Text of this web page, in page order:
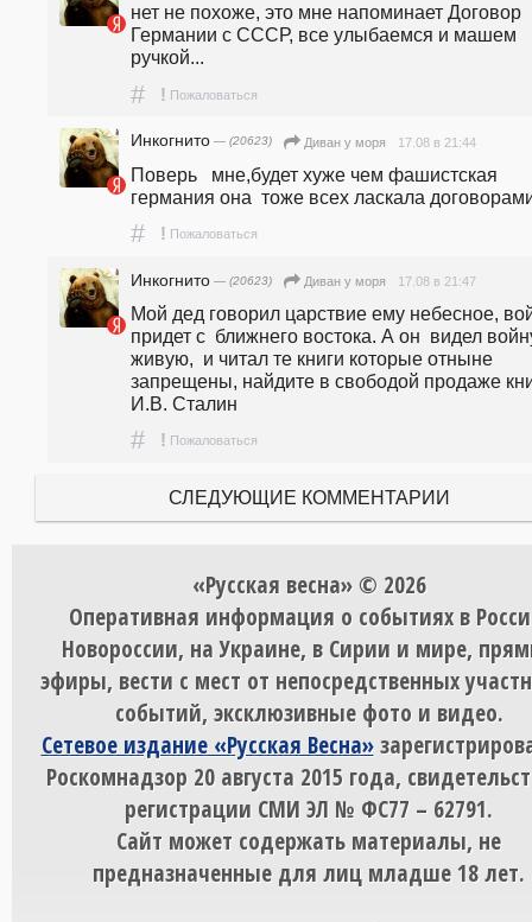
нет не похоже, это мне напоминает Договор
Германии с СССР, все улыбаемся и машем
ручкой...
# ! Пожаловаться
Инкогнито — (20623) Диван у моря 17.08 в 21:44
Поверь   мне,будет хуже чем фашистская
германия она  тоже всех ласкала
# ! Пожаловаться
Инкогнито — (20623) Диван у моря 17.08 в 21:47
Мой дед говорил царствие ему небесное,
придет с  ближнего востока. А он  видел
живую,  и читал те книги которые отныне
запрещены, найдите в свободой продаже
И.В. Сталин
# ! Пожаловаться
СЛЕДУЮЩИЕ КОММЕНТАРИИ
«Русская весна» © 2026
Оперативная информация о событиях в
Новороссии, на Украине, в Сирии и мире,
эфиры, вести с мест от непосредственных
событий, эксклюзивные фото и видео.
Сетевое издание «Русская Весна»
Роскомнадзор 20 августа 2015 года,
регистрации СМИ ЭЛ № ФС77 – 62791.
Сайт может содержать материалы, не
предназначенные для лиц младше 18 лет.